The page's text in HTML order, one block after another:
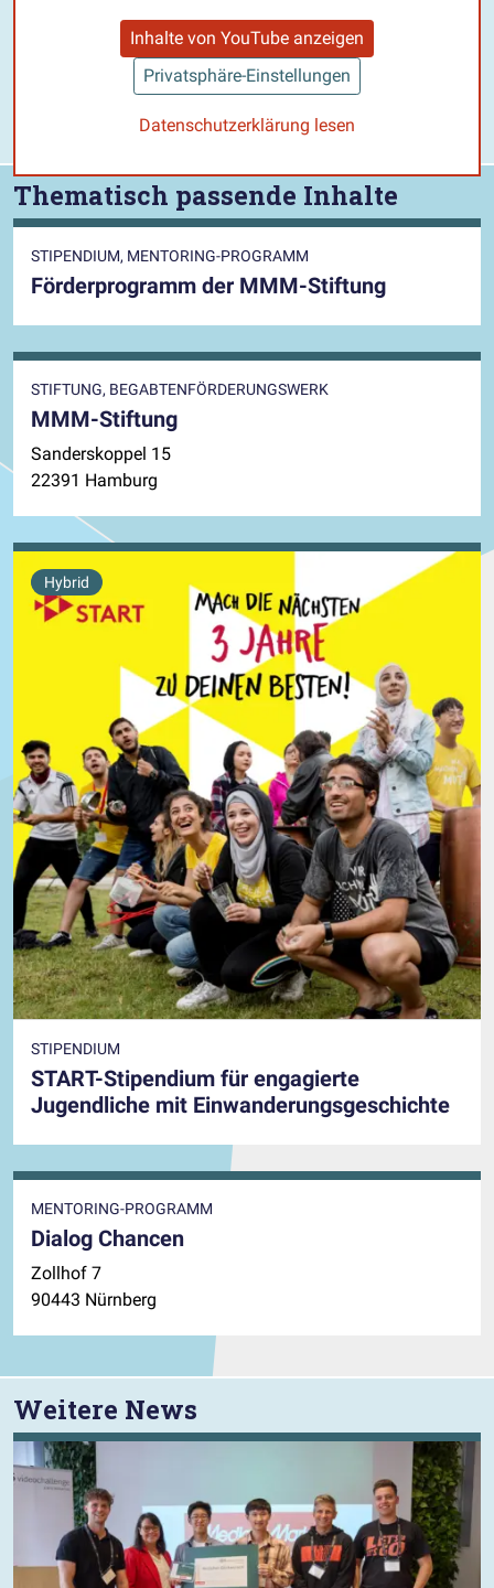
Inhalte von YouTube anzeigen
Privatsphäre-Einstellungen
Datenschutzerklärung lesen
Thematisch passende Inhalte
STIPENDIUM, MENTORING-PROGRAMM
Förderprogramm der MMM-Stiftung
STIFTUNG, BEGABTENFÖRDERUNGSWERK
MMM-Stiftung
Sanderskoppel 15
22391 Hamburg
Hybrid
STIPENDIUM
START-Stipendium für engagierte
Jugendliche mit Einwanderungsgeschichte
MENTORING-PROGRAMM
Dialog Chancen
Zollhof 7
90443 Nürnberg
Weitere News